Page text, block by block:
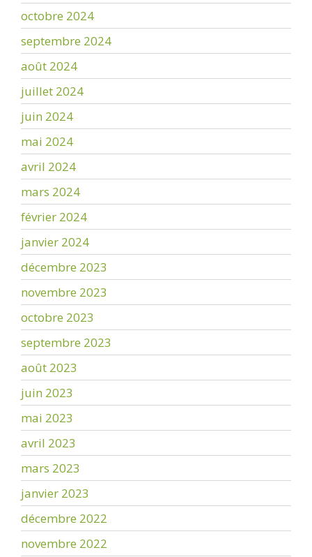
octobre 2024
septembre 2024
août 2024
juillet 2024
juin 2024
mai 2024
avril 2024
mars 2024
février 2024
janvier 2024
décembre 2023
novembre 2023
octobre 2023
septembre 2023
août 2023
juin 2023
mai 2023
avril 2023
mars 2023
janvier 2023
décembre 2022
novembre 2022